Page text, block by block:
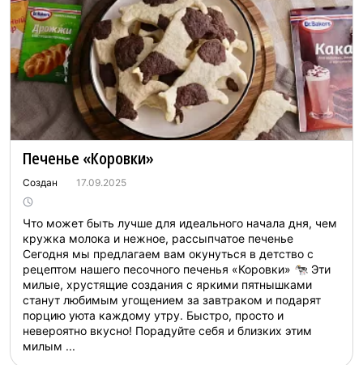
Печенье «Коровки»
Создан 17.09.2025
Что может быть лучше для идеального начала дня, чем
кружка молока и нежное, рассыпчатое печенье
Сегодня мы предлагаем вам окунуться в детство с
рецептом нашего песочного печенья «Коровки» 🐄 Эти
милые, хрустящие создания с яркими пятнышками
станут любимым угощением за завтраком и подарят
порцию уюта каждому утру. Быстро, просто и
невероятно вкусно! Порадуйте себя и близких этим
милым ...